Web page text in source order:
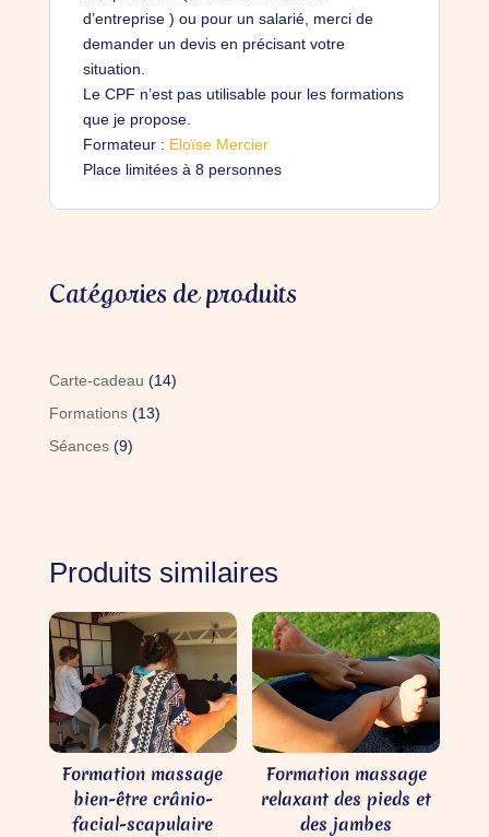
d’entreprise ) ou pour un salarié, merci de
demander un devis en précisant votre
situation.
Le CPF n’est pas utilisable pour les formations
que je propose.
Formateur : Eloïse Mercier
Place limitées à 8 personnes
Catégories de produits
Carte-cadeau 1414
Formations 1313
Séances 99
Produits similaires
Formation massage
bien-être crânio-
facial-scapulaire
Formation massage
relaxant des pieds et
des jambes